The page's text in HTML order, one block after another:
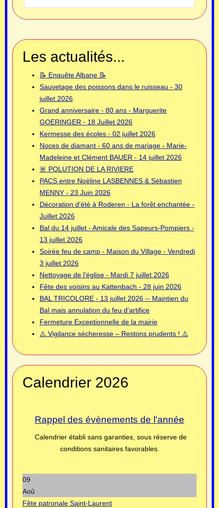
Les actualités...
📝 Enquête Albane 📝
Sauvetage des poissons dans le ruisseau - 30
juillet 2026
Grand anniversaire - 80 ans - Marguerite
GOERINGER - 18 Juillet 2026
Kermesse des écoles - 02 juillet 2026
Noces de diamant - 60 ans de mariage - Marie-
Madeleine et Clément BAUER - 14 juillet 2026
🚨 POLUTION DE LA RIVIERE
PACS entre Noëline LASBENNES & Sébastien
MENNY - 23 Juin 2026
Décoration d'été à Roderen - La forêt enchantée -
Juillet 2026
Bal du 14 juillet - Amicale des Sapeurs-Pompiers -
13 juillet 2026
Soirée feu de camp - Maison du Village - Vendredi
3 juillet 2026
Nettoyage de l'église - Mardi 7 juillet 2026
Fête des voisins au Kattenbach - 28 juin 2026
BAL TRICOLORE - 13 juillet 2026 -- Maintien du
Bal mais annulation du feu d'artifice
Fermeture Exceptionnelle de la mairie
⚠️ Vigilance sécheresse – Restons prudents ! ⚠️
Calendrier 2026
Rappel des évènements de l'année
Calendrier établi sans garanties, sous réserve de
conditions sanitaires favorables.
09
Aoû
Fête patronale Saint-Laurent